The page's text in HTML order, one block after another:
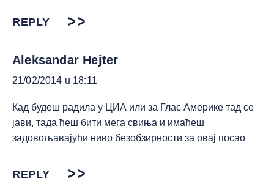
REPLY
Aleksandar Hejter
21/02/2014 u 18:11
Кад будеш радила у ЦИА или за Глас Америке тад се
јави, тада ћеш бити мега свиња и имаћеш
задовољавајући ниво безобзирности за овај посао
REPLY